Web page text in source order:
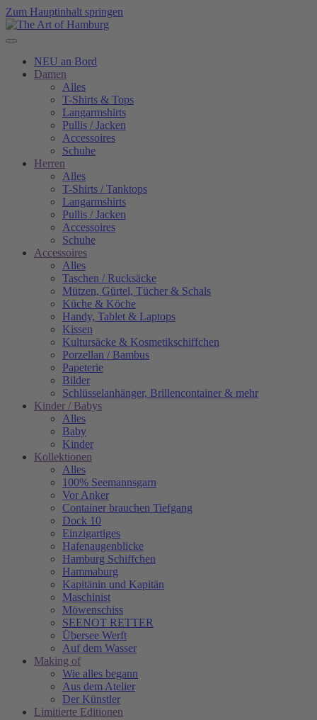
Zum Hauptinhalt springen
NEU an Bord
Damen
Alles
T-Shirts & Tops
Langarmshirts
Pullis / Jacken
Accessoires
Schuhe
Herren
Alles
T-Shirts / Tanktops
Langarmshirts
Pullis / Jacken
Accessoires
Schuhe
Accessoires
Alles
Taschen / Rucksäcke
Mützen, Gürtel, Tücher & Schals
Küche & Köche
Handy, Tablet & Laptops
Kissen
Kultursäcke & Kosmetikschiffchen
Porzellan / Bambus
Papeterie
Bilder
Schlüsselanhänger, Brillencontainer & mehr
Kinder / Babys
Alles
Baby
Kinder
Kollektionen
Alles
100% Seemannsgarn
Vor Anker
Container brauchen Tiefgang
Dock 10
Einzigartiges
Hafenaugen­blicke
Hamburg Schiffchen
Hammaburg
Kapitänin und Kapitän
Maschinist
Möwenschiss
SEENOT RETTER
Übersee Werft
Auf dem Wasser
Making of
Wie alles begann
Aus dem Atelier
Der Künstler
Limitierte Editionen